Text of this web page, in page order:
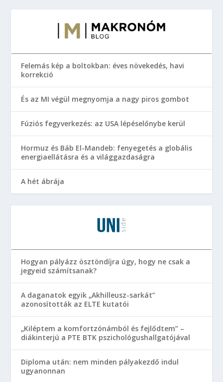
Felemás kép a boltokban: éves növekedés, havi
korrekció
És az MI végül megnyomja a nagy piros gombot
Fúziós fegyverkezés: az USA lépéselőnybe kerül
Hormuz és Báb El-Mandeb: fenyegetés a globális
energiaellátásra és a világgazdaságra
A hét ábrája
Hogyan pályázz ösztöndíjra úgy, hogy ne csak a
jegyeid számítsanak?
A daganatok egyik „Akhilleusz-sarkát”
azonosították az ELTE kutatói
„Kiléptem a komfortzónámból és fejlődtem” –
diákinterjú a PTE BTK pszichológushallgatójával
Diploma után: nem minden pályakezdő indul
ugyanonnan